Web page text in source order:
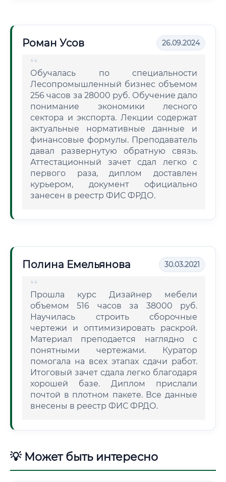
Роман Усов 26.09.2024
Обучалась по специальности
Лесопромышленный бизнес объемом
256 часов за 28000 руб. Обучение дало
понимание экономики лесного
сектора и экспорта. Лекции содержат
актуальные нормативные данные и
финансовые формулы. Преподаватель
давал развернутую обратную связь.
Аттестационный зачет сдал легко с
первого раза, диплом доставлен
курьером, документ официально
занесен в реестр ФИС ФРДО.
Полина Емельянова 30.03.2021
Прошла курс Дизайнер мебели
объемом 516 часов за 38000 руб.
Научилась строить сборочные
чертежи и оптимизировать раскрой.
Материал преподается наглядно с
понятными чертежами. Куратор
помогала на всех этапах сдачи работ.
Итоговый зачет сдала легко благодаря
хорошей базе. Диплом прислали
почтой в плотном пакете. Все данные
внесены в реестр ФИС ФРДО.
💡 Может быть интересно